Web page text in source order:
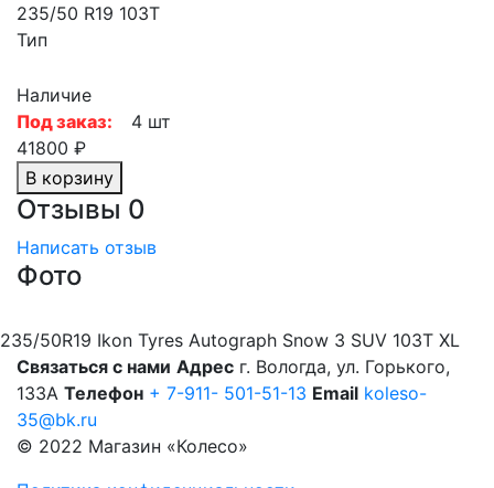
235/50 R19 103T
Тип
Наличие
Под заказ:
4 шт
41800 ₽
В корзину
Отзывы 0
Написать отзыв
Фото
235/50R19 Ikon Tyres Autograph Snow 3 SUV 103T XL
Связаться с нами Адрес г. Вологда, ул. Горького,
133А Телефон + 7-911- 501-51-13 Email koleso-
35@bk.ru
© 2022 Магазин «Колесо»